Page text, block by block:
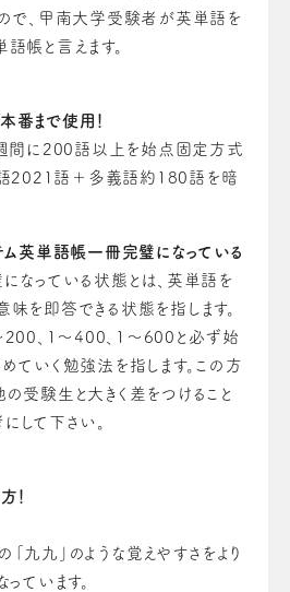
で、甲南大学受験者が英単語を
帳と言えます。
番まで使用！
間に200語以上を始点固定方式
2021語＋多義語約180語を暗
英単語帳一冊完璧になっている
なっている状態とは、英単語を
を即答できる状態を指します。
、1～400、1～600と必ず始
ていく勉強法を指します。 この方
受験生と大きく差をつけること
して下さい。
！
九九」のような覚えやすさをより
ています。